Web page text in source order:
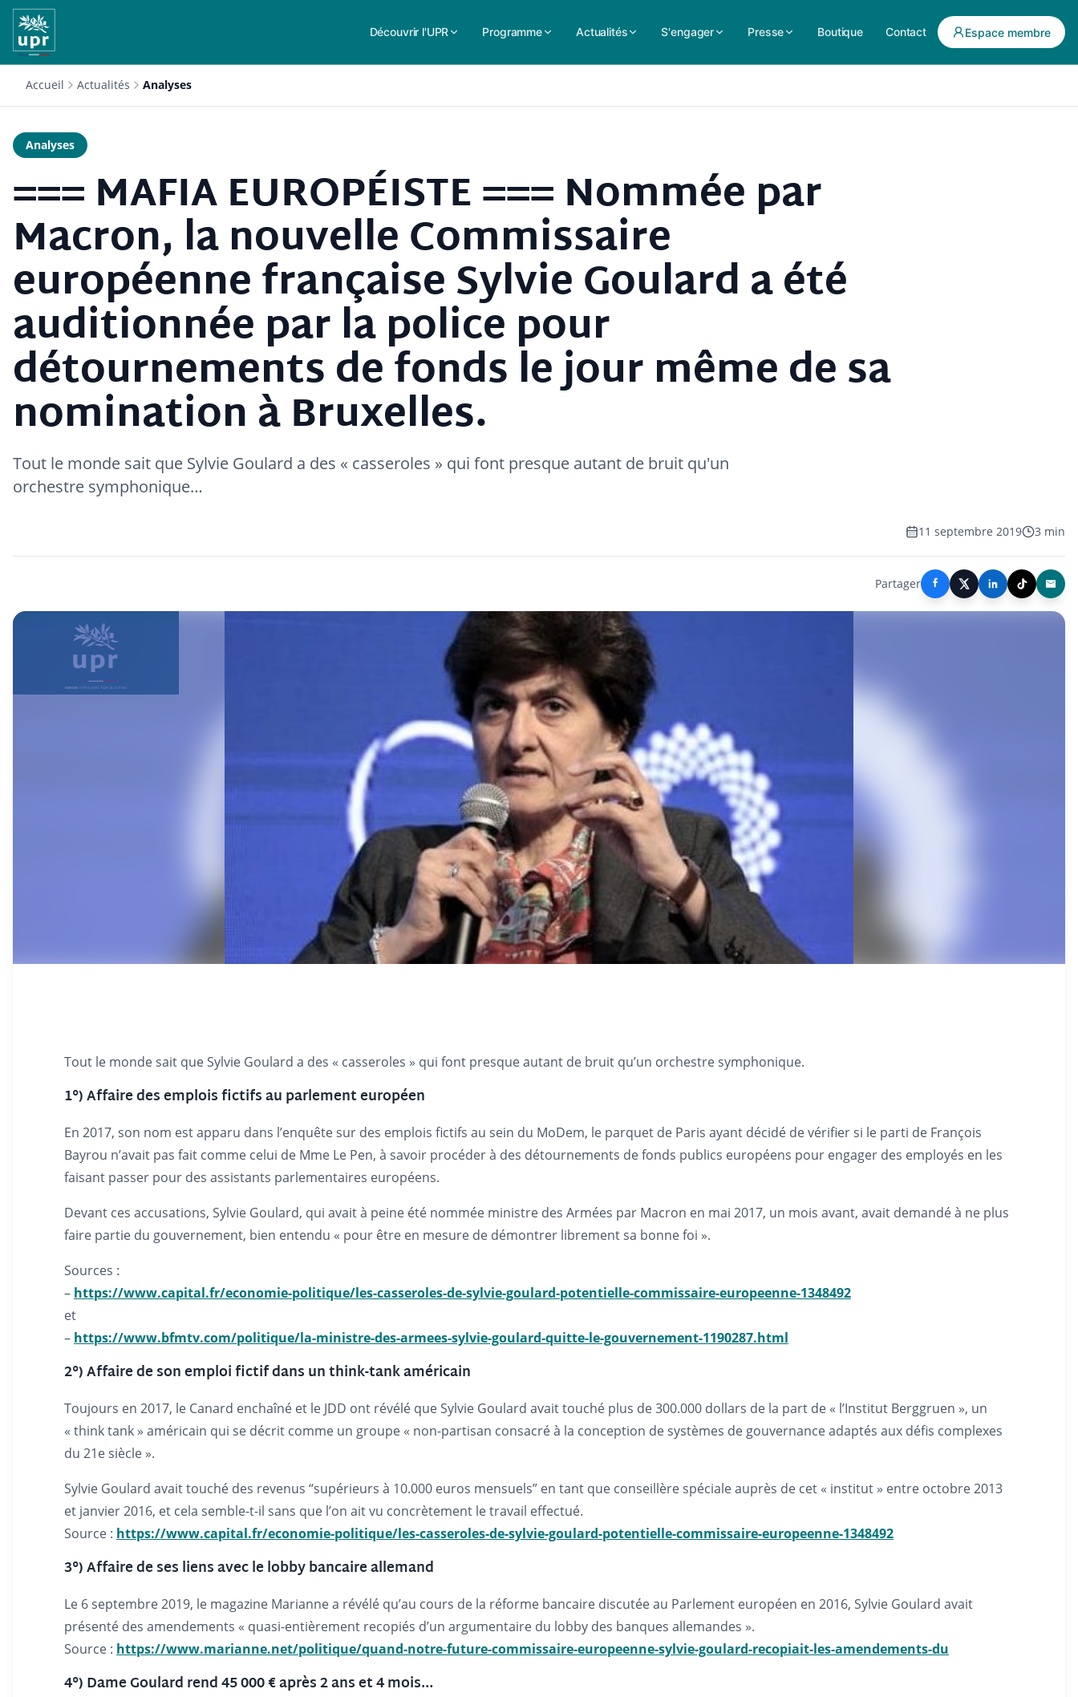
Découvrir l'UPR Programme Actualités S'engager Presse Boutique Contact Espace membre
Accueil Actualités Analyses
Analyses
=== MAFIA EUROPÉISTE === Nommée par
Macron, la nouvelle Commissaire
européenne française Sylvie Goulard a été
auditionnée par la police pour
détournements de fonds le jour même de sa
nomination à Bruxelles.
Tout le monde sait que Sylvie Goulard a des « casseroles » qui font presque autant de bruit qu'un
orchestre symphonique…
11 septembre 2019 3 min
Partager
Tout le monde sait que Sylvie Goulard a des « casseroles » qui font presque autant de bruit qu’un orchestre symphonique.
1°) Affaire des emplois fictifs au parlement européen
En 2017, son nom est apparu dans l’enquête sur des emplois fictifs au sein du MoDem, le parquet de Paris ayant décidé de vérifier si le parti de François
Bayrou n’avait pas fait comme celui de Mme Le Pen, à savoir procéder à des détournements de fonds publics européens pour engager des employés en les
faisant passer pour des assistants parlementaires européens.
Devant ces accusations, Sylvie Goulard, qui avait à peine été nommée ministre des Armées par Macron en mai 2017, un mois avant, avait demandé à ne plus
faire partie du gouvernement, bien entendu « pour être en mesure de démontrer librement sa bonne foi ».
Sources :
– https://www.capital.fr/economie-politique/les-casseroles-de-sylvie-goulard-potentielle-commissaire-europeenne-1348492
et
– https://www.bfmtv.com/politique/la-ministre-des-armees-sylvie-goulard-quitte-le-gouvernement-1190287.html
2°) Affaire de son emploi fictif dans un think-tank américain
Toujours en 2017, le Canard enchaîné et le JDD ont révélé que Sylvie Goulard avait touché plus de 300.000 dollars de la part de « l’Institut Berggruen », un
« think tank » américain qui se décrit comme un groupe « non-partisan consacré à la conception de systèmes de gouvernance adaptés aux défis complexes
du 21e siècle ».
Sylvie Goulard avait touché des revenus “supérieurs à 10.000 euros mensuels” en tant que conseillère spéciale auprès de cet « institut » entre octobre 2013
et janvier 2016, et cela semble-t-il sans que l’on ait vu concrètement le travail effectué.
Source : https://www.capital.fr/economie-politique/les-casseroles-de-sylvie-goulard-potentielle-commissaire-europeenne-1348492
3°) Affaire de ses liens avec le lobby bancaire allemand
Le 6 septembre 2019, le magazine Marianne a révélé qu’au cours de la réforme bancaire discutée au Parlement européen en 2016, Sylvie Goulard avait
présenté des amendements « quasi-entièrement recopiés d’un argumentaire du lobby des banques allemandes ».
Source : https://www.marianne.net/politique/quand-notre-future-commissaire-europeenne-sylvie-goulard-recopiait-les-amendements-du
4°) Dame Goulard rend 45 000 € après 2 ans et 4 mois…